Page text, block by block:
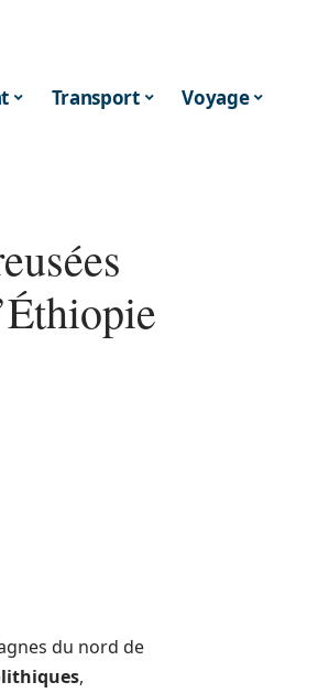
Transport Voyage
du nord de
,